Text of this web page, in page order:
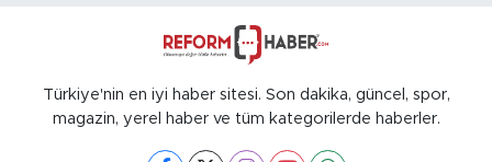
Türkiye'nin en iyi haber sitesi. Son dakika, güncel, spor,
magazin, yerel haber ve tüm kategorilerde haberler.